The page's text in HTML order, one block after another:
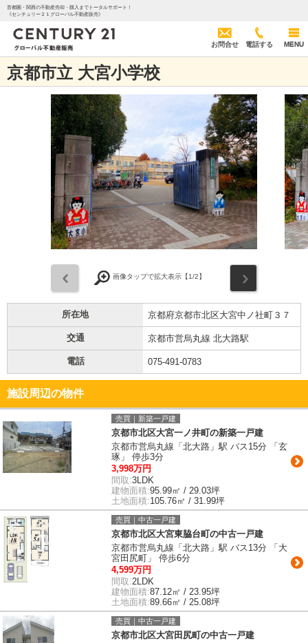
首都圏・関西の不動産売却・購入までトータルサポート！
《センチュリー２１グローバル不動産販売》
お問合せ 電話する MENU
京都市立 大宮小学校
画像タップで拡大表示【1/2】
所在地 京都府京都市北区大宮中ノ社町３７
交通 京都市営烏丸線 北大路駅
電話 075-491-0783
施設周辺の物件
売買｜新築一戸建
京都市北区大宮一ノ井町の新築一戸建
京都市営烏丸線「北大路」駅 バス15分 「玄
琢」 停歩3分
3,998万円
間取:3LDK
建物面積:95.99㎡ / 29.03坪
土地面積:105.76㎡ / 31.99坪
売買｜中古一戸建
京都市北区大宮東脇台町の中古一戸建
京都市営烏丸線「北大路」駅 バス13分 「大
宮田尻町」 停歩6分
4,599万円
間取:2LDK
建物面積:87.12㎡ / 23.95坪
土地面積:89.66㎡ / 25.08坪
売買｜中古一戸建
京都市北区大宮田尻町の中古一戸建